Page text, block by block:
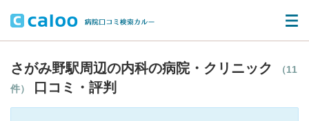
さがみ野駅周辺の内科の病院・クリニック
（11
件）
口コミ・評判